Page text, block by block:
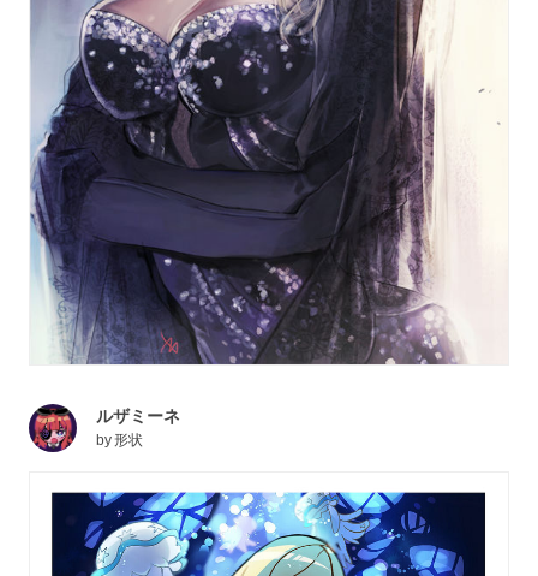
ルザミーネ
by形状